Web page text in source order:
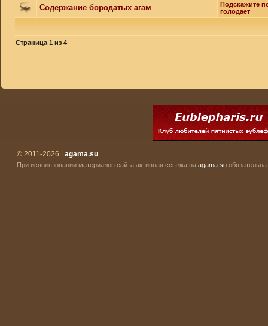
Содержание бородатых агам
Подскажите
голодает
Страница 1 из 4
© 2011-2026 | agama.su
При использовании материалов сайта активная ссылка на agama.su обязательна.